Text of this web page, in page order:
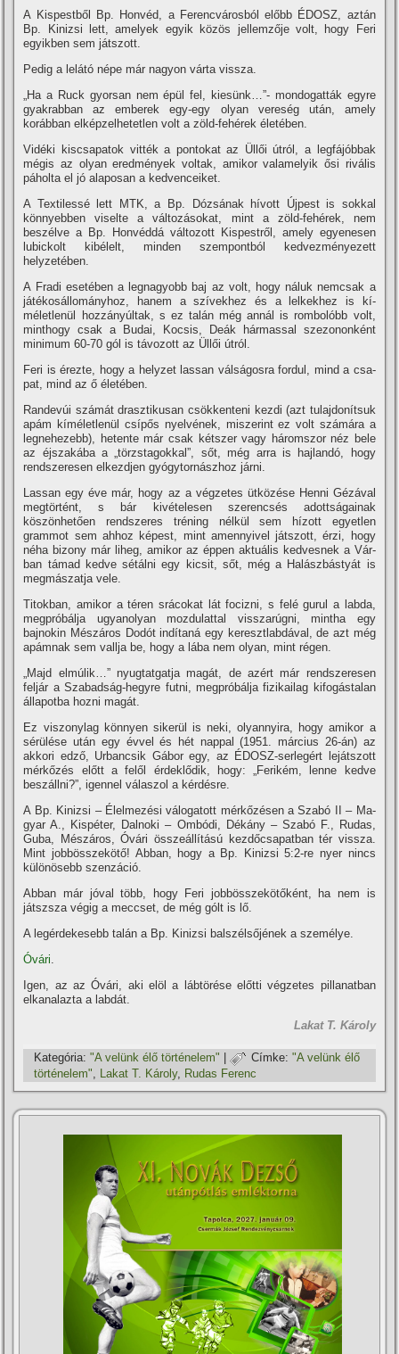
A Kispestből Bp. Honvéd, a Fe­rencvárosból előbb ÉDOSZ, aztán
Bp. Kinizsi lett, amelyek egyik közös jellemzője volt, hogy Feri
egyikben sem játszott.
Pedig a lelátó népe már nagyon várta vissza.
„Ha a Ruck gyorsan nem épül fel, kiesünk…”- mondogatták egyre
gyak­rabban az emberek egy-egy olyan vereség után, amely
korábban elképzel­hetetlen volt a zöld-fehérek életében.
Vidéki kiscsapatok vitték a ponto­kat az Üllői útról, a legfájóbbak
még­is az olyan eredmények voltak, ami­kor valamelyik ősi rivális
páholta el jó alaposan a kedvenceiket.
A Textilessé lett MTK, a Bp. Dó­zsának hí­vott Újpest is sokkal
könnyebben viselte a változásokat, mint a zöld-fehérek, nem
beszélve a Bp. Honvéddá változott Kispestről, amely egyenesen
lubickolt kibélelt, minden szempontból kedvezménye­zett
helyzetében.
A Fradi esetében a legnagyobb baj az volt, hogy náluk nemcsak a
já­tékosállományhoz, hanem a szí­vek­hez és a lelkekhez is kí­
méletlenül hozzányúltak, s ez talán még annál is rombolóbb volt,
minthogy csak a Budai, Kocsis, Deák hármassal sze­zononként
minimum 60-70 gól is tá­vozott az Üllői útról.
Feri is érezte, hogy a helyzet las­san válságosra fordul, mind a csa­
pat, mind az ő életében.
Randevúi számát drasztikusan csökkenteni kezdi (azt tulajdoní­tsuk
apám kí­méletlenül csí­pős nyelvé­nek, miszerint ez volt számára a
leg­nehezebb), hetente már csak két­szer vagy háromszor néz bele
az éj­szakába a „törzstagokkal”, sőt, még arra is hajlandó, hogy
rendszeresen elkezdjen gyógytornászhoz járni.
Lassan egy éve már, hogy az a végzetes ütközése Henni Gézával
megtörtént, s bár kivételesen sze­rencsés adottságainak
köszönhetően rendszeres tréning nélkül sem hí­zott egyetlen
grammot sem ahhoz ké­pest, mint amennyivel játszott, érzi, hogy
néha bizony már liheg, amikor az éppen aktuális kedvesnek a Vár­
ban támad kedve sétálni egy kicsit, sőt, még a Halászbástyát is
megmá­szatja vele.
Titokban, amikor a téren srácokat lát focizni, s felé gurul a labda,
megpró­bálja ugyanolyan mozdu­lattal visszarúgni, mint­ha egy
bajnokin Mészáros Dodót in­dí­taná egy keresztlabdával, de azt még
apámnak sem vallja be, hogy a lába nem olyan, mint régen.
„Majd elmúlik…” nyugtatgat­ja magát, de azért már rendszere­sen
feljár a Szabadság-hegyre futni, megpróbálja fizikailag kifogástalan
állapotba hozni magát.
Ez viszonylag könnyen sikerül is neki, olyannyira, hogy amikor a
sé­rülése után egy évvel és hét nap­pal (1951. március 26-án) az
akko­ri edző, Urbancsik Gábor egy, az ÉDOSZ-serlegért lejátszott
mérkő­zés előtt a felől érdeklődik, hogy: „Ferikém, lenne kedve
beszállni?”, igennel válaszol a kérdésre.
A Bp. Kinizsi – Élelmezési válo­gatott mérkőzésen a Szabó II – Ma­
gyar A., Kispéter, Dalnoki – Ombódi, Dékány – Szabó F., Rudas,
Guba, Mé­száros, Óvári összeállí­tású kezdőcsa­patban tér vissza.
Mint jobbösszekötő! Abban, hogy a Bp. Kinizsi 5:2-re nyer nincs
különösebb szenzáció.
Abban már jóval több, hogy Feri jobbösszekötőként, ha nem is
játszsza végig a meccset, de még gólt is lő.
A legérdekesebb talán a Bp. Kini­zsi balszélsőjének a személye.
Óvári
Igen, az az Óvári, aki elöl a lábtö­rése előtti végzetes pillanatban
elka­nalazta a labdát.
Lakat T. Károly
Kategória: "A velünk élő történelem" | Címke: "A velünk élő
történelem"
Lakat T. Károly, Rudas Ferenc